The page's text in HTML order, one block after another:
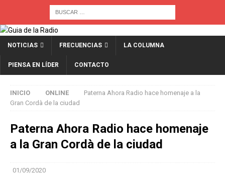
NOTICIAS FRECUENCIAS LA COLUMNA
PIENSA EN LÍDER CONTACTO
INICIO ONLINE
Paterna Ahora Radio hace homenaje a la
Gran Cordà de la ciudad
Paterna Ahora Radio hace homenaje
a la Gran Cordà de la ciudad
01/09/2020